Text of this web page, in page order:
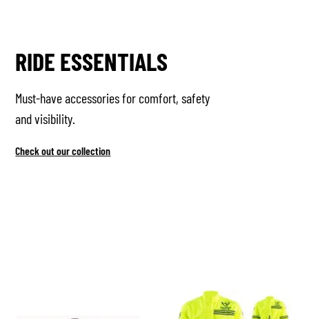
RIDE ESSENTIALS
Must-have accessories for comfort, safety
and visibility.
Check out our collection